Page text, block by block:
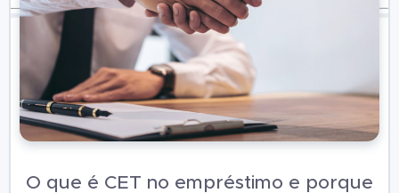
O que é CET no empréstimo e porque